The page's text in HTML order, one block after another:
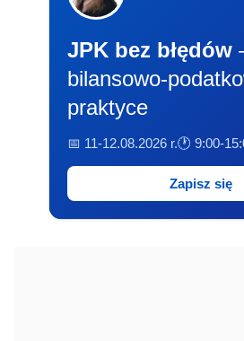
JPK bez błędów
bilansowo-
praktyce
📅 11-12.08.2026 r.🕐 9:00-
Zapisz się